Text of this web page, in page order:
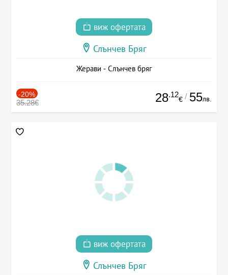
виж офертата
Слънчев Бряг
Жерави - Слънчев бряг
-20%
35.28€ 28.12
€ / 55лв.
виж офертата
Слънчев Бряг